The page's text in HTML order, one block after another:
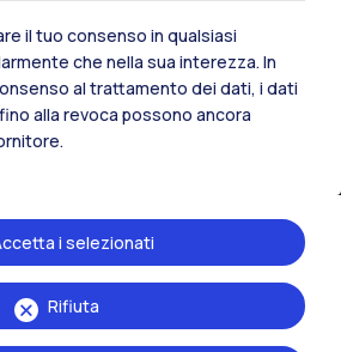
il tuo consenso in qualsiasi
che nella sua interezza. In
al trattamento dei dati, i dati
alla revoca possono ancora
Rifiuta
i selezionati